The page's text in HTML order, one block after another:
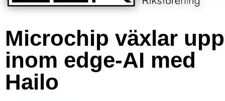
Microchip växlar upp
inom edge-AI med
Hailo